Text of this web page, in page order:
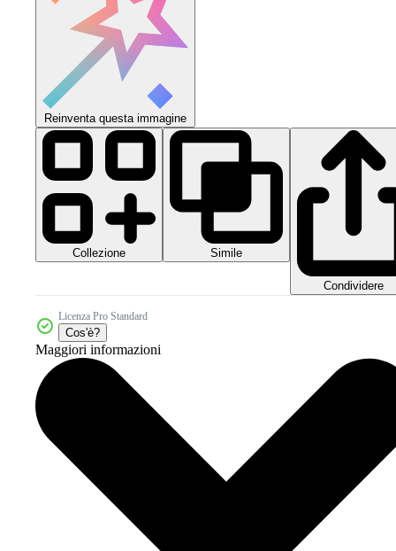
Reinventa questa immagine
Collezione Simile
Condividere
Licenza Pro Standard
Cos'è?
Maggiori informazioni